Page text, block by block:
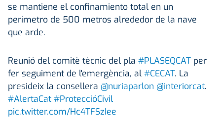
se mantiene el confinamiento total en un
perímetro de 500 metros alrededor de la nave
que arde.
Reunió del comitè tècnic del pla #PLASEQCAT per
fer seguiment de l'emergència, al #CECAT. La
presideix la consellera @nuriaparlon @interiorcat.
#AlertaCat #ProteccióCivil
pic.twitter.com/Hc4TFSzIee